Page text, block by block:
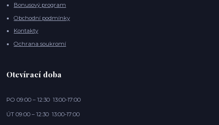
Bonusový program
Obchodní podmínky
Kontakty
Ochrana soukromí
Otevírací doba
PO 09:00 – 12:30 13:00-17:00
ÚT 09:00 – 12:30 13:00-17:00